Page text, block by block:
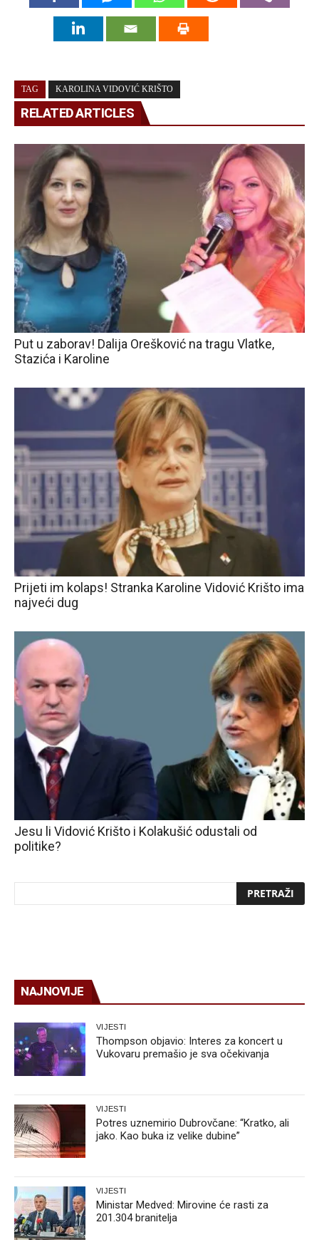
TAG KAROLINA VIDOVIĆ KRIŠTO
RELATED ARTICLES
Put u zaborav! Dalija Orešković na tragu Vlatke,
Stazića i Karoline
Prijeti im kolaps! Stranka Karoline Vidović Krišto ima
najveći dug
Jesu li Vidović Krišto i Kolakušić odustali od
politike?
NAJNOVIJE
VIJESTI
Thompson objavio: Interes za koncert u
Vukovaru premašio je sva očekivanja
VIJESTI
Potres uznemirio Dubrovčane: “Kratko, ali
jako. Kao buka iz velike dubine”
VIJESTI
Ministar Medved: Mirovine će rasti za
201.304 branitelja